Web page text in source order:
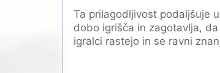
Ta prilagodljivost podaljšuje
dobo igrišča in zagotavlja,
igralci rastejo in se ravni